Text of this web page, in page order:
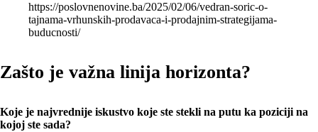
https://poslovnenovine.ba/2025/02/06/vedran-soric-o-
tajnama-vrhunskih-prodavaca-i-prodajnim-strategijama-
buducnosti/
Zašto je važna linija horizonta?
Koje je najvrednije iskustvo koje ste stekli na putu ka poziciji na
kojoj ste sada?